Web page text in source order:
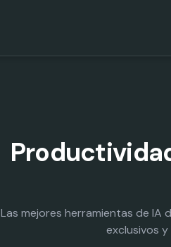
Las mejores herramientas de
exclusivos